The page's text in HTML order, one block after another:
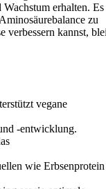
erhalten. Es
zu
verbessern kannst,
vegane
-entwicklung.
wie Erbsenprotein